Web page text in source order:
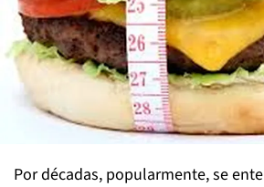
Por décadas, popularmente, se